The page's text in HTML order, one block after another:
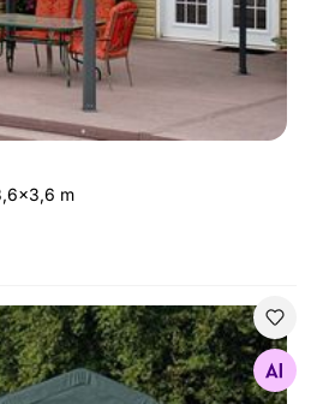
m
Otsi sarnaseid